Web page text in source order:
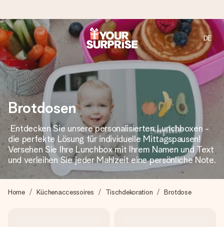
Heute bestellt, in 1 Werktag verschickt
Wir bereiten dein Geschenk sorgfältig vor und schicken es
blitzschnell – damit du es genau zum richtigen Zeitpunkt
überreichen kannst, wenn es am meisten zählt.
4,8 (basierend auf +15.000 Bewertungen)
Unsere Geschenke begeistern. Kunden bewerten uns mit
4,8 bei Google Reviews (Gesamtergebnis aller Länder, in
die wir versenden).
DE
Brotdosen
Entdecken Sie unsere personalisierten Lunchboxen -
die perfekte Lösung für individuelle Mittagspausen!
Versehen Sie Ihre Lunchbox mit Ihrem Namen und Text
und verleihen Sie jeder Mahlzeit eine persönliche Note.
Home Küchenaccessoires Tischdekoration Brotdose